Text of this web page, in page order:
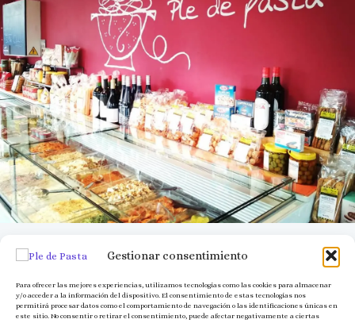
Gestionar consentimiento
Para ofrecer las mejores experiencias, utilizamos tecnologías como las cookies para almacenar
y/o acceder a la información del dispositivo. El consentimiento de estas tecnologías nos
permitirá procesar datos como el comportamiento de navegación o las identificaciones únicas en
este sitio. No consentir o retirar el consentimiento, puede afectar negativamente a ciertas